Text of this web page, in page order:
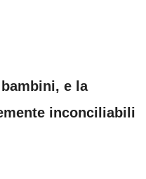
e la
inconciliabili